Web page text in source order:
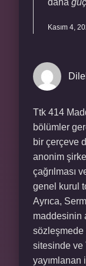
daha
Kasım 4,
Ttk 414
bölümler
bir çerçeve
anonim
çağrılması
genel kurul
Ayrıca,
maddesinin
sözleşmede
sitesinde ve
yayımlanan